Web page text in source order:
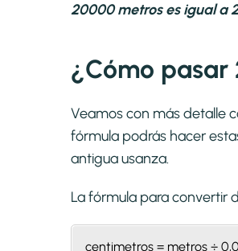
20000 metros es igual a
¿Cómo pasar
Veamos con más detalle
fórmula podrás hacer
antigua usanza.
La fórmula para convertir
centimetros = metros ÷